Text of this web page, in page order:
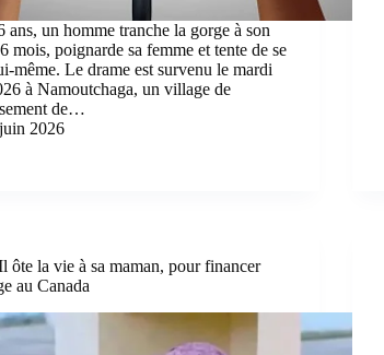
ans, un homme tranche la gorge à son
mois, poignarde sa femme et tente de se
même. Le drame est survenu le mardi
à Namoutchaga, un village de
de…
2026
ôte la vie à sa maman, pour financer
au Canada